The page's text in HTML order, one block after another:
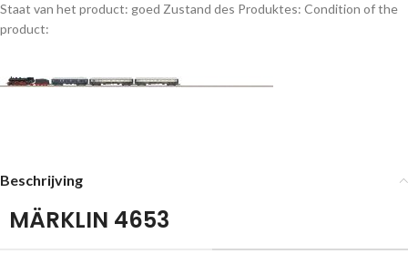
Staat van het product: goed Zustand des Produktes: Condition of the
product:
Beschrijving
MÄRKLIN 4653